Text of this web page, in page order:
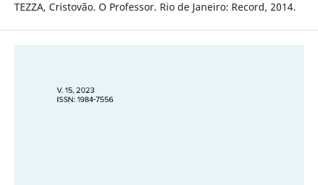
TEZZA, Cristovão. O Professor. Rio de Janeiro: Record, 2014.